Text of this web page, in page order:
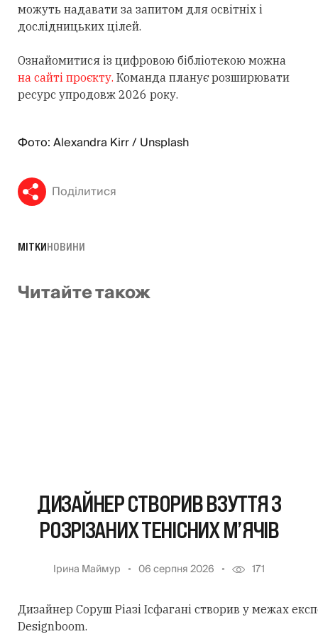
можуть надавати за запитом для освітніх і
дослідницьких цілей.
Ознайомитися із цифровою бібліотекою можна
на сайті проєкту. Команда планує розширювати
ресурс упродовж 2026 року.
Фото: Alexandra Kirr / Unsplash
Поділитися
МІТКИНОВИНИ
Читайте також
ДИЗАЙНЕР СТВОРИВ ВЗУТТЯ З
РОЗРІЗАНИХ ТЕНІСНИХ М’ЯЧІВ
Ірина Маймур 06 серпня 2026 171
Дизайнер Соруш Ріазі Ісфагані створив у межах
Designboom.